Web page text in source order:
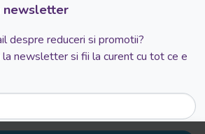
newsletter
despre reduceri si promotii?
newsletter si fii la curent cu tot ce e